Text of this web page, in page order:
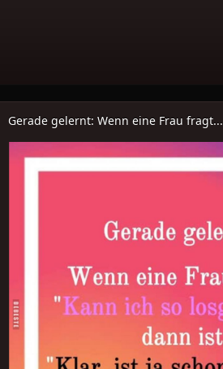
Gerade gelernt: Wenn eine Frau fragt...